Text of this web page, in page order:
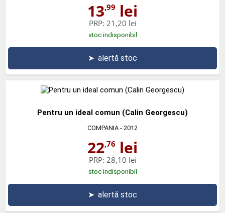
13,99 lei
PRP: 21,20 lei
stoc indisponibil
➤ alertă stoc
Pentru un ideal comun (Calin Georgescu)
COMPANIA - 2012
22,76 lei
PRP: 28,10 lei
stoc indisponibil
➤ alertă stoc